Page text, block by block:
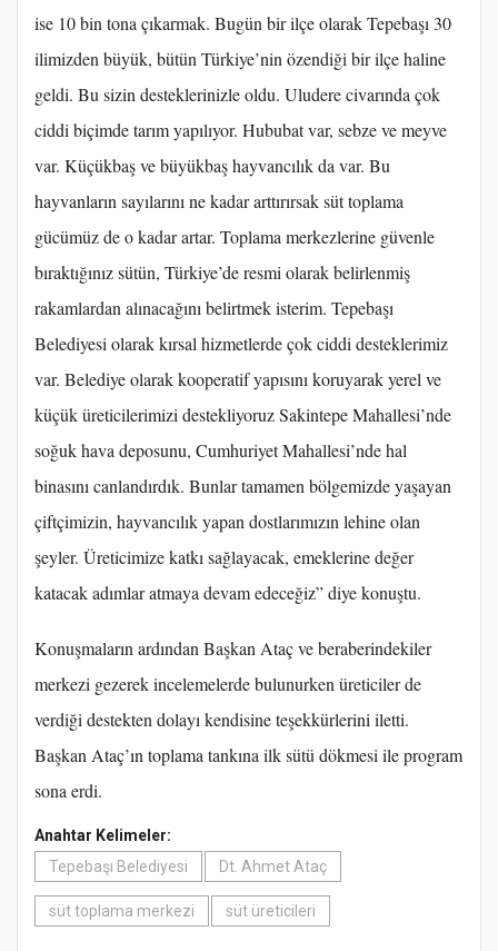
ise 10 bin tona çıkarmak. Bugün bir ilçe olarak Tepebaşı 30
ilimizden büyük, bütün Türkiye’nin özendiği bir ilçe haline
geldi. Bu sizin desteklerinizle oldu. Uludere civarında çok
ciddi biçimde tarım yapılıyor. Hububat var, sebze ve meyve
var. Küçükbaş ve büyükbaş hayvancılık da var. Bu
hayvanların sayılarını ne kadar arttırırsak süt toplama
gücümüz de o kadar artar. Toplama merkezlerine güvenle
bıraktığınız sütün, Türkiye’de resmi olarak belirlenmiş
rakamlardan alınacağını belirtmek isterim. Tepebaşı
Belediyesi olarak kırsal hizmetlerde çok ciddi desteklerimiz
var. Belediye olarak kooperatif yapısını koruyarak yerel ve
küçük üreticilerimizi destekliyoruz Sakintepe Mahallesi’nde
soğuk hava deposunu, Cumhuriyet Mahallesi’nde hal
binasını canlandırdık. Bunlar tamamen bölgemizde yaşayan
çiftçimizin, hayvancılık yapan dostlarımızın lehine olan
şeyler. Üreticimize katkı sağlayacak, emeklerine değer
katacak adımlar atmaya devam edeceğiz” diye konuştu.
Konuşmaların ardından Başkan Ataç ve beraberindekiler
merkezi gezerek incelemelerde bulunurken üreticiler de
verdiği destekten dolayı kendisine teşekkürlerini iletti.
Başkan Ataç’ın toplama tankına ilk sütü dökmesi ile program
sona erdi.
Anahtar Kelimeler:
Tepebaşı Belediyesi
Dt. Ahmet Ataç
süt toplama merkezi süt üreticileri